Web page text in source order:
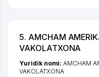
5. AMCHAM
VAKOLATXONA
Yuridik nomi:AMCHAM
VAKOLATXONA